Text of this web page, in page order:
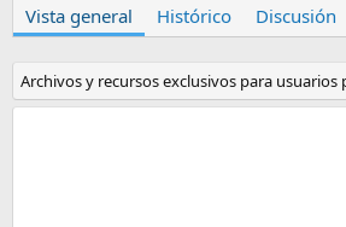
d
e
r
e
Vista general Histórico Discusión
Archivos y recursos exclusivos para